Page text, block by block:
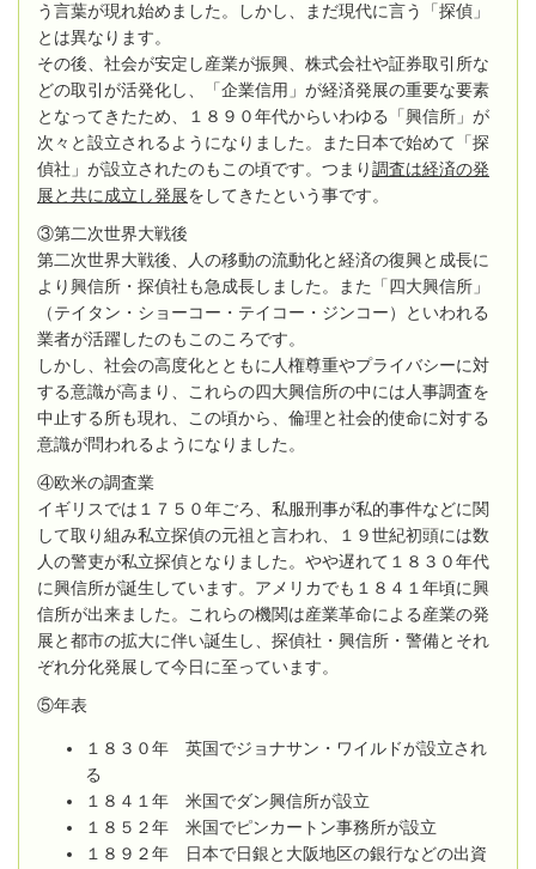
う言葉が現れ始めました。しかし、まだ現代に言う「探偵」
とは異なります。
その後、社会が安定し産業が振興、株式会社や証券取引所な
どの取引が活発化し、「企業信用」が経済発展の重要な要素
となってきたため、１８９０年代からいわゆる「興信所」が
次々と設立されるようになりました。また日本で始めて「探
偵社」が設立されたのもこの頃です。つまり調査は経済の発
展と共に成立し発展をしてきたという事です。
③第二次世界大戦後
第二次世界大戦後、人の移動の流動化と経済の復興と成長に
より興信所・探偵社も急成長しました。また「四大興信所」
（テイタン・ショーコー・テイコー・ジンコー）といわれる
業者が活躍したのもこのころです。
しかし、社会の高度化とともに人権尊重やプライバシーに対
する意識が高まり、これらの四大興信所の中には人事調査を
中止する所も現れ、この頃から、倫理と社会的使命に対する
意識が問われるようになりました。
④欧米の調査業
イギリスでは１７５０年ごろ、私服刑事が私的事件などに関
して取り組み私立探偵の元祖と言われ、１９世紀初頭には数
人の警吏が私立探偵となりました。やや遅れて１８３０年代
に興信所が誕生しています。アメリカでも１８４１年頃に興
信所が出来ました。これらの機関は産業革命による産業の発
展と都市の拡大に伴い誕生し、探偵社・興信所・警備とそれ
ぞれ分化発展して今日に至っています。
⑤年表
１８３０年 英国でジョナサン・ワイルドが設立され
る
１８４１年 米国でダン興信所が設立
１８５２年 米国でピンカートン事務所が設立
１８９２年 日本で日銀と大阪地区の銀行などの出資